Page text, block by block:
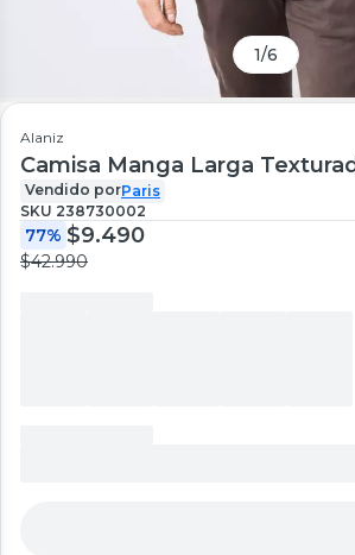
1/6
Alaniz
Camisa Manga Larga
Vendido porParis
SKU 238730002
77% $9.490
$42.990